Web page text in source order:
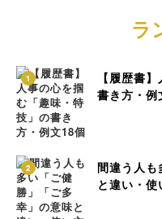
ラ
1
【履歴書
書き方・例
2
間違う人も
と違い・